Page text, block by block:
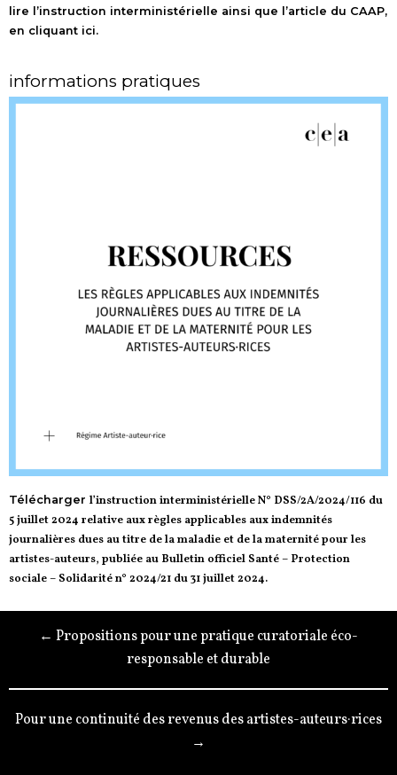
informations pratiques
Télécharger l’instruction interministérielle N° DSS/2A/2024/116 du
5 juillet 2024 relative aux règles applicables aux indemnités
journalières dues au titre de la maladie et de la maternité pour les
artistes-auteurs, publiée au Bulletin officiel Santé – Protection
sociale – Solidarité n° 2024/21 du 31 juillet 2024.
lire l’instruction interministérielle ainsi que l’article du CAAP,
en cliquant ici.
← Propositions pour une pratique curatoriale éco-
responsable et durable
Pour une continuité des revenus des artistes-auteurs·rices
→